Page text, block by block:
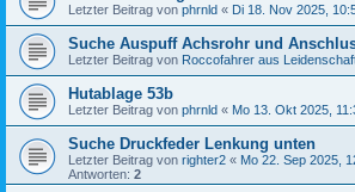
Letzter Beitrag von phrnld « Di 18. Nov 2025,
Suche Auspuff Achsrohr und
Letzter Beitrag von Roccofahrer aus
Hutablage 53b
Letzter Beitrag von phrnld « Mo 13. Okt 2025,
Suche Druckfeder Lenkung unten
Letzter Beitrag von righter2 « Mo 22. Sep 2025,
Antworten: 2